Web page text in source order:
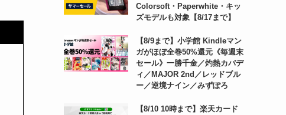
Colorsoft・Paperwhite・キッ
ズモデルも対象【8/17まで】
【8/9まで】小学館 Kindleマン
ガがほぼ全巻50%還元《毎週末
セール》一勝千金／灼熱カバデ
ィ／MAJOR 2nd／レッドブル
ー／逆境ナイン／みずぽろ
【8/10 10時まで】楽天カード